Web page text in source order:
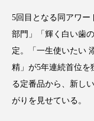
スカルプ クレン
スキンケア
5回目となる同アワー
部門」「輝く白い歯
定。「一生使いたい
精」が5年連続首位を
る定番品から、新し
がりを見せている。